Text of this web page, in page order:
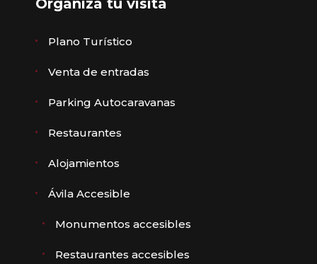
Organiza tu visita
Plano Turístico
Venta de entradas
Parking Autocaravanas
Restaurantes
Alojamientos
Ávila Accesible
Monumentos accesibles
Restaurantes accesibles